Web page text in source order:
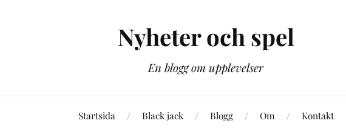
Nyheter och spel
En blogg om upplevelser
Startsida Black jack Blogg Om Kontakt